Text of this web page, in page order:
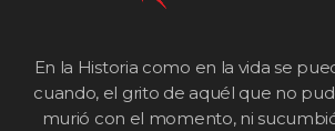
En la Historia como en la vida se
cuando, el grito de aquél que no
murió con el momento, ni